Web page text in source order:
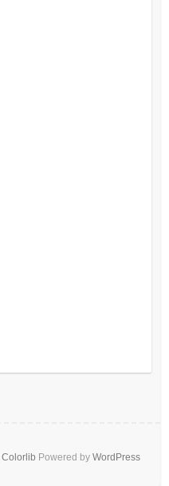
Colorlib Powered by WordPress